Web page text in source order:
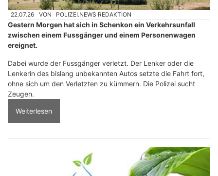
22.07.26 VON POLIZEI.NEWS REDAKTION
Gestern Morgen hat sich in Schenkon ein Verkehrsunfall
zwischen einem Fussgänger und einem Personenwagen
ereignet.
Dabei wurde der Fussgänger verletzt. Der Lenker oder die
Lenkerin des bislang unbekannten Autos setzte die Fahrt fort,
ohne sich um den Verletzten zu kümmern. Die Polizei sucht
Zeugen.
Weiterlesen